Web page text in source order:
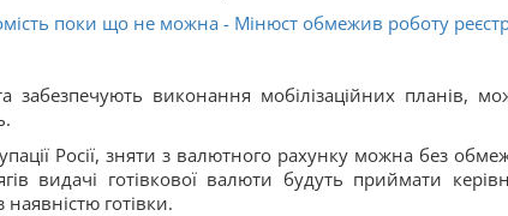
поки що не можна - Мінюст обмежив роботу
забезпечують виконання мобілізаційних планів,
Росії, зняти з валютного рахунку можна без
видачі готівкової валюти будуть приймати
наявністю готівки.